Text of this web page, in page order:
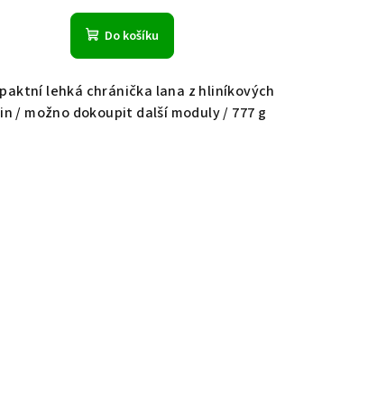
Do košíku
lehká chránička lana z hliníkových
/ možno dokoupit další moduly / 777 g